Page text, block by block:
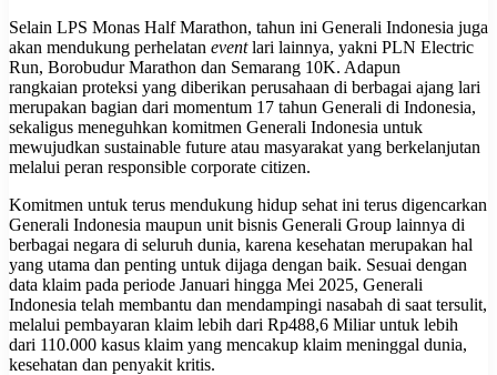
Selain LPS Monas Half Marathon, tahun ini Generali Indonesia juga
akan mendukung perhelatan eventlari lainnya, yakni PLN Electric
Run, Borobudur Marathon dan Semarang 10K. Adapun
rangkaian proteksi yang diberikan perusahaan di berbagai ajang lari
merupakan bagian dari momentum 17 tahun Generali di Indonesia,
sekaligus meneguhkan komitmen Generali Indonesia untuk
mewujudkan sustainable future atau masyarakat yang berkelanjutan
melalui peran responsible corporate citizen.
Komitmen untuk terus mendukung hidup sehat ini terus digencarkan
Generali Indonesia maupun unit bisnis Generali Group lainnya di
berbagai negara di seluruh dunia, karena kesehatan merupakan hal
yang utama dan penting untuk dijaga dengan baik. Sesuai dengan
data klaim pada periode Januari hingga Mei 2025, Generali
Indonesia telah membantu dan mendampingi nasabah di saat tersulit,
melalui pembayaran klaim lebih dari Rp488,6 Miliar untuk lebih
dari 110.000 kasus klaim yang mencakup klaim meninggal dunia,
kesehatan dan penyakit kritis.